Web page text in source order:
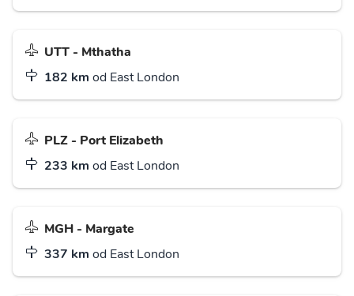
UTT - Mthatha
182 km od East London
PLZ - Port Elizabeth
233 km od East London
MGH - Margate
337 km od East London